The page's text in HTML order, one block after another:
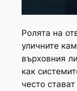
Ролята на
уличните
върховния
как
често